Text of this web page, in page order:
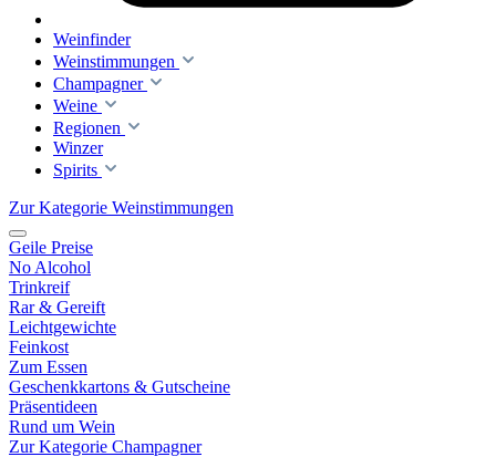
Weinfinder
Weinstimmungen
Champagner
Weine
Regionen
Winzer
Spirits
Zur Kategorie Weinstimmungen
Geile Preise
No Alcohol
Trinkreif
Rar & Gereift
Leichtgewichte
Feinkost
Zum Essen
Geschenkkartons & Gutscheine
Präsentideen
Rund um Wein
Zur Kategorie Champagner